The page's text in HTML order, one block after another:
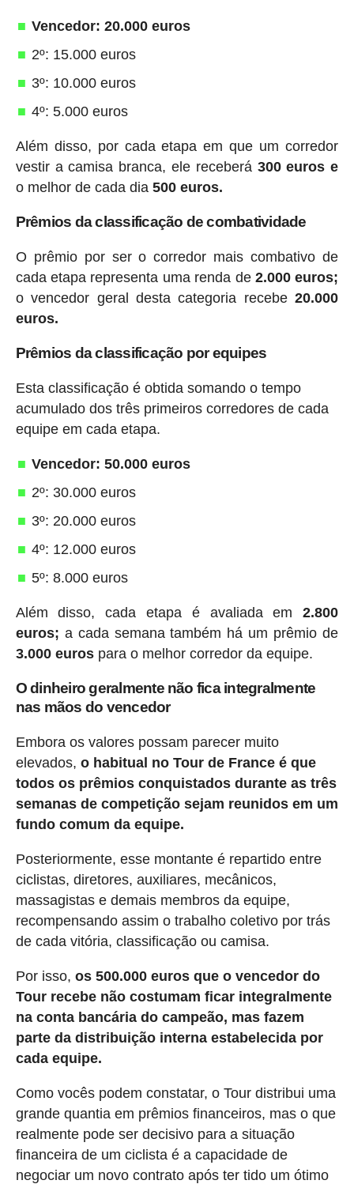
Vencedor: 20.000 euros
2º: 15.000 euros
3º: 10.000 euros
4º: 5.000 euros
Além disso, por cada etapa em que um corredor
vestir a camisa branca, ele receberá 300 euros e
o melhor de cada dia 500 euros.
Prêmios da classificação de combatividade
O prêmio por ser o corredor mais combativo de
cada etapa representa uma renda de 2.000 euros;
o vencedor geral desta categoria recebe20.000
euros.
Prêmios da classificação por equipes
Esta classificação é obtida somando o tempo
acumulado dos três primeiros corredores de cada
equipe em cada etapa.
Vencedor: 50.000 euros
2º: 30.000 euros
3º: 20.000 euros
4º: 12.000 euros
5º: 8.000 euros
Além disso, cada etapa é avaliada em2.800
euros; a cada semana também há um prêmio de
3.000 eurospara o melhor corredor da equipe.
O dinheiro geralmente não fica integralmente
nas mãos do vencedor
Embora os valores possam parecer muito
elevados, o habitual no Tour de France é que
todos os prêmios conquistados durante as três
semanas de competição sejam reunidos em um
fundo comum da equipe.
Posteriormente, esse montante é repartido entre
ciclistas, diretores, auxiliares, mecânicos,
massagistas e demais membros da equipe,
recompensando assim o trabalho coletivo por trás
de cada vitória, classificação ou camisa.
Por isso, os 500.000 euros que o vencedor do
Tour recebe não costumam ficar integralmente
na conta bancária do campeão, mas fazem
parte da distribuição interna estabelecida por
cada equipe.
Como vocês podem constatar, o Tour distribui uma
grande quantia em prêmios financeiros, mas o que
realmente pode ser decisivo para a situação
financeira de um ciclista é a capacidade de
negociar um novo contrato após ter tido um ótimo